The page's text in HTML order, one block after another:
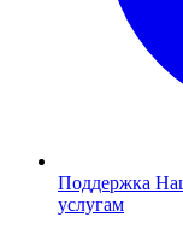
Поддержка
услугам